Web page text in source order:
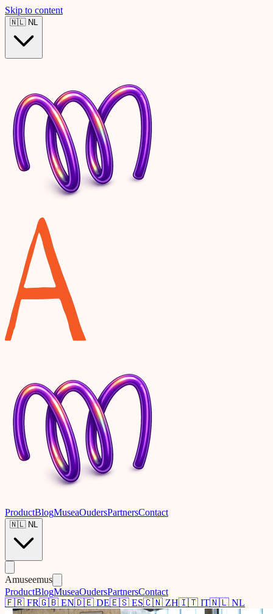
Skip to content
🇳🇱 NL
ProductBlogMuseaOudersPartnersContact
🇳🇱 NL
Amuseemus
ProductBlogMuseaOudersPartnersContact
🇫🇷 FR🇬🇧 EN🇩🇪 DE🇪🇸 ES🇨🇳 ZH🇮🇹 IT🇳🇱 NL